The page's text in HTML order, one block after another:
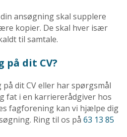
ansøgning skal supplere
kopier. De skal hver især
til samtale.
på dit CV?
dit CV eller har spørgsmål
fat i en karriererådgiver hos
fagforening kan vi hjælpe dig
Ring til os på 63 13 85